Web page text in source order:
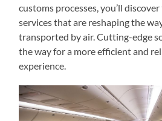
customs processes, you’ll
services that are reshaping the
transported by air. Cutting-edge
the way for a more efficient and
experience.